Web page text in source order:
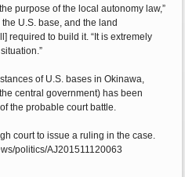
purpose of the local autonomy law,”
U.S. base, and the land
required to build it. “It is extremely
of U.S. bases in Okinawa,
central government) has been
the probable court battle.
court to issue a ruling in the case.
politics/AJ201511120063